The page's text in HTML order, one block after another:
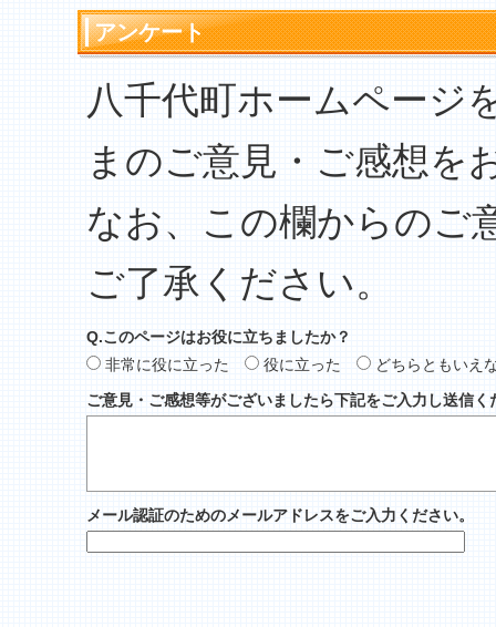
アンケート
八千代町ホームページ
まのご意見・ご感想を
なお、この欄からのご
ご了承ください。
Q.このページはお役に立ちましたか？
非常に役に立った
役に立った
どちらともいえ
ご意見・ご感想等がございましたら下記をご入力し送信く
メール認証のためのメールアドレスをご入力ください。